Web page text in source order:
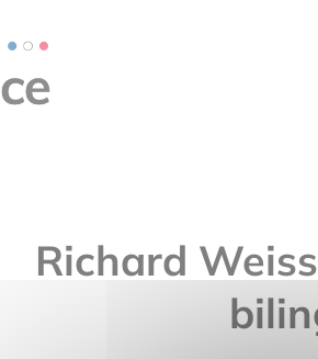
Richard